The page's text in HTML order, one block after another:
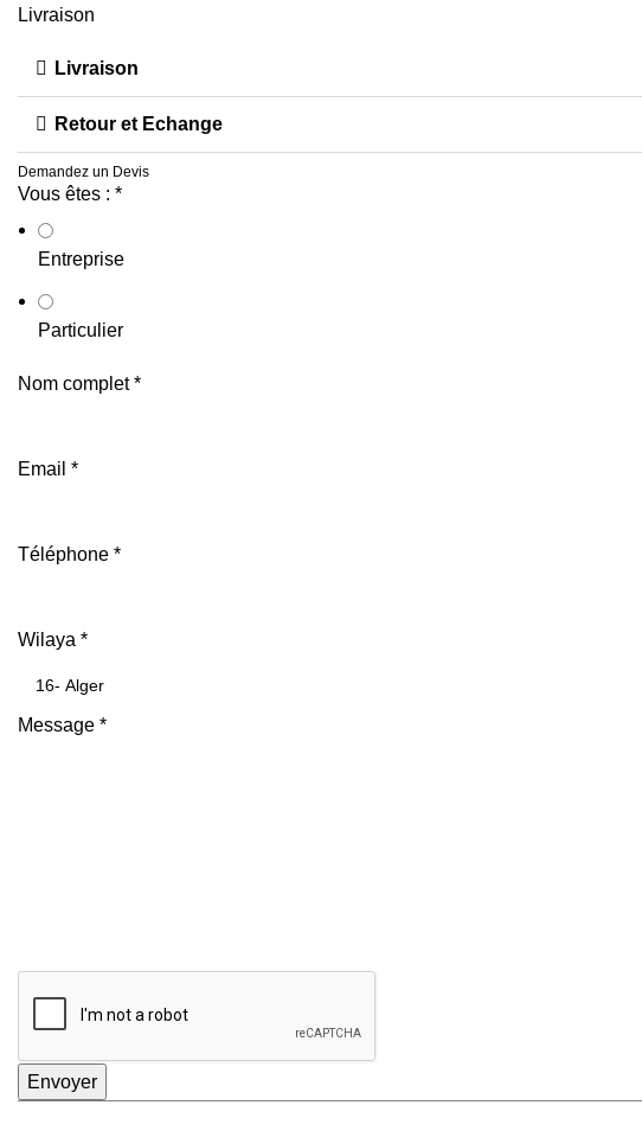
Livraison
Livraison
Retour et Echange
Demandez un Devis
Vous êtes : *
Entreprise
Particulier
Nom complet*
Email *
Téléphone *
Wilaya *
Message *
Envoyer